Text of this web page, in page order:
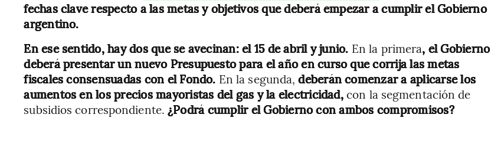
fechas clave respecto a las metas y objetivos que deberá empezar a cumplir el Gobierno
argentino.
En ese sentido, hay dos que se avecinan: el 15 de abril y junio. En la primera, el Gobierno
deberá presentar un nuevo Presupuesto para el año en curso que corrija las metas
fiscales consensuadas con el Fondo. En la segunda,deberán comenzar a aplicarse los
aumentos en los precios mayoristas del gas y la electricidad,con la segmentación de
subsidios correspondiente. ¿Podrá cumplir el Gobierno con ambos compromisos?